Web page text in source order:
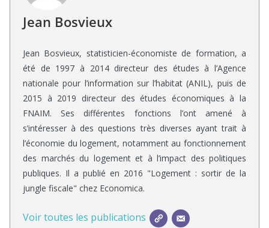
Jean Bosvieux
Jean Bosvieux, statisticien-économiste de formation, a
été de 1997 à 2014 directeur des études à l’Agence
nationale pour l’information sur l’habitat (ANIL), puis de
2015 à 2019 directeur des études économiques à la
FNAIM. Ses différentes fonctions l’ont amené à
s’intéresser à des questions très diverses ayant trait à
l’économie du logement, notamment au fonctionnement
des marchés du logement et à l’impact des politiques
publiques. Il a publié en 2016 "Logement : sortir de la
jungle fiscale" chez Economica.
Voir toutes les publications